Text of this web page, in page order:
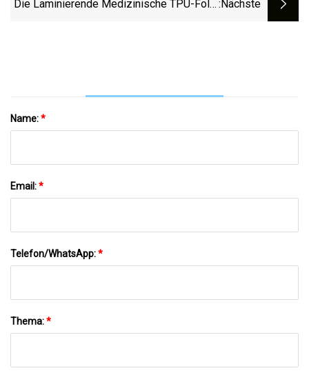
Die Laminierende Medizinische TPU-Folie :nächste
Name:*
Email:*
Telefon/WhatsApp:*
Thema:*